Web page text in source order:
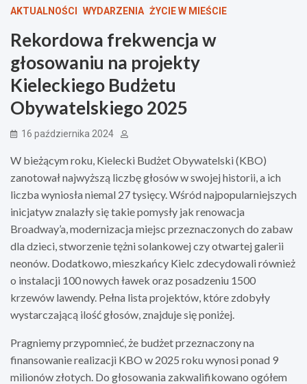
AKTUALNOŚCI WYDARZENIA ŻYCIE W MIEŚCIE
Rekordowa frekwencja w
głosowaniu na projekty
Kieleckiego Budżetu
Obywatelskiego 2025
16 października 2024
W bieżącym roku, Kielecki Budżet Obywatelski (KBO)
zanotował najwyższą liczbę głosów w swojej historii, a ich
liczba wyniosła niemal 27 tysięcy. Wśród najpopularniejszych
inicjatyw znalazły się takie pomysły jak renowacja
Broadway’a, modernizacja miejsc przeznaczonych do zabaw
dla dzieci, stworzenie tężni solankowej czy otwartej galerii
neonów. Dodatkowo, mieszkańcy Kielc zdecydowali również
o instalacji 100 nowych ławek oraz posadzeniu 1500
krzewów lawendy. Pełna lista projektów, które zdobyły
wystarczającą ilość głosów, znajduje się poniżej.
Pragniemy przypomnieć, że budżet przeznaczony na
finansowanie realizacji KBO w 2025 roku wynosi ponad 9
milionów złotych. Do głosowania zakwalifikowano ogółem